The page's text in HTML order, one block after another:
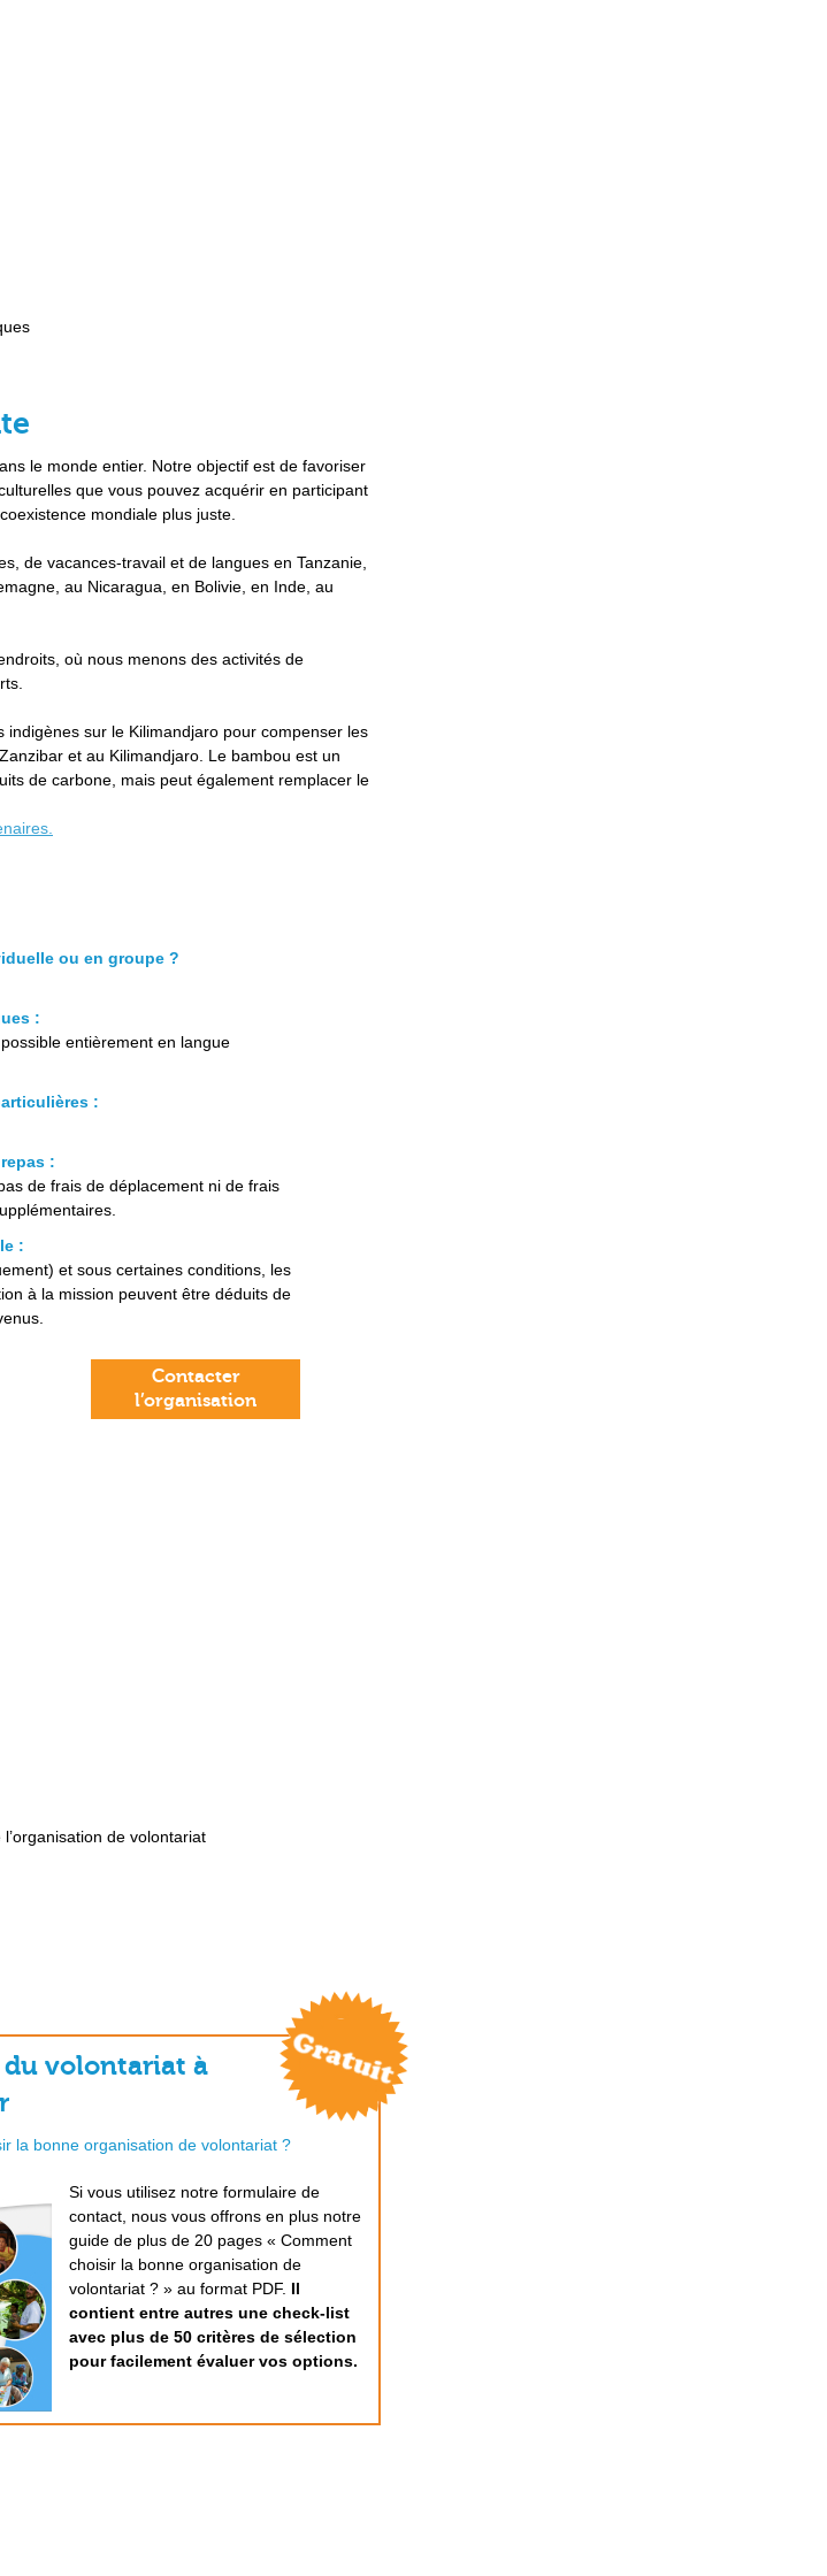
le monde entier. Notre objectif est de favoriser
que vous pouvez acquérir en participant
mondiale plus juste.
de vacances-travail et de langues en Tanzanie,
au Nicaragua, en Bolivie, en Inde, au
où nous menons des activités de
sur le Kilimandjaro pour compenser les
et au Kilimandjaro. Le bambou est un
de carbone, mais peut également remplacer le
ou en groupe ?
:
entièrement en langue
:
:
de frais de déplacement ni de frais
:
et sous certaines conditions, les
à la mission peuvent être déduits de
Contacter
l’organisation
de volontariat
du volontariat à
la bonne organisation de volontariat ?
Si vous utilisez notre formulaire de
contact, nous vous offrons en plus notre
guide de plus de 20 pages « Comment
choisir la bonne organisation de
volontariat ? » au format PDF. Il
contient entre autres une check-list
avec plus de 50 critères de sélection
pour facilement évaluer vos options.